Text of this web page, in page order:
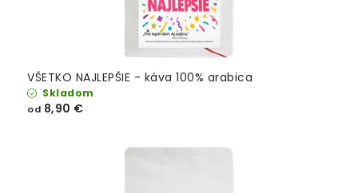
VŠETKO NAJLEPŠIE - káva 100% arabica
Skladom
od 8,90 €